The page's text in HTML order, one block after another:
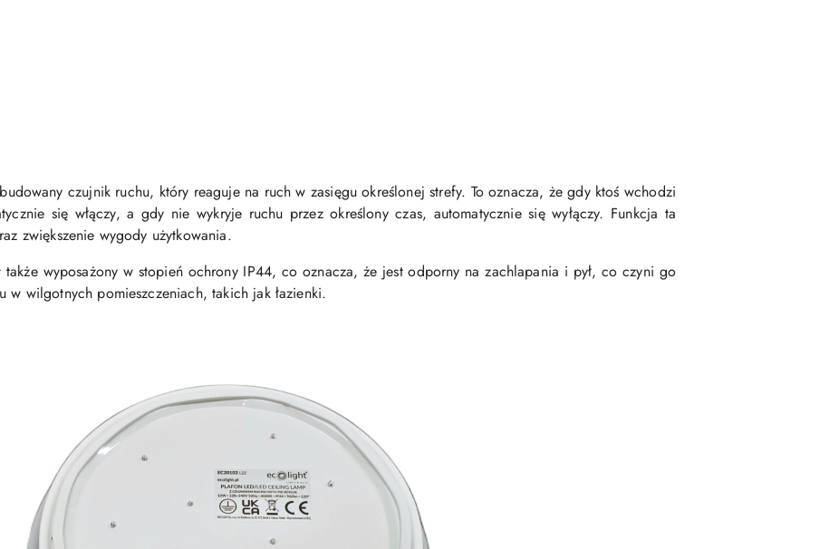
czujnik ruchu, który reaguje na ruch w zasięgu określonej strefy. To oznacza, że gdy ktoś wchodzi
się włączy, a gdy nie wykryje ruchu przez określony czas, automatycznie się wyłączy. Funkcja ta
zwiększenie wygody użytkowania.
także wyposażony w stopień ochrony IP44, co oznacza, że jest odporny na zachlapania i pył, co czyni go
w wilgotnych pomieszczeniach, takich jak łazienki.